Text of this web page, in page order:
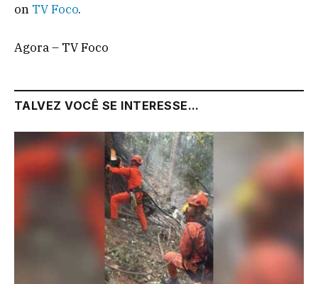
on TV Foco.
Agora – TV Foco
TALVEZ VOCÊ SE INTERESSE...